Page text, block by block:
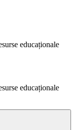
educaționale
educaționale